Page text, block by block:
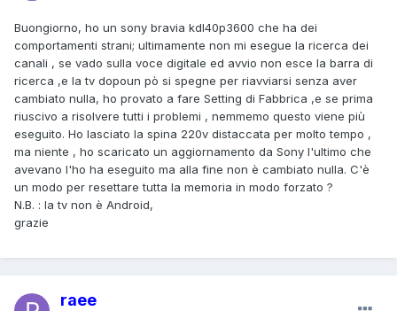
Buongiorno, ho un sony bravia kdl40p3600 che ha dei
comportamenti strani; ultimamente non mi esegue la ricerca dei
canali , se vado sulla voce digitale ed avvio non esce la barra di
ricerca ,e la tv dopoun pò si spegne per riavviarsi senza aver
cambiato nulla, ho provato a fare Setting di Fabbrica ,e se prima
riuscivo a risolvere tutti i problemi , nemmemo questo viene più
eseguito. Ho lasciato la spina 220v distaccata per molto tempo ,
ma niente , ho scaricato un aggiornamento da Sony l'ultimo che
avevano l'ho ha eseguito ma alla fine non è cambiato nulla. C'è
un modo per resettare tutta la memoria in modo forzato ?
N.B. : la tv non è Android,
grazie
raee